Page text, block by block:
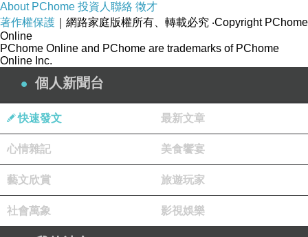
About PChome 投資人聯絡 徵才
著作權保護 ｜網路家庭版權所有、轉載必究 ‧Copyright PChome
Online
PChome Online and PChome are trademarks of PChome
Online Inc.
個人新聞台
快速發文 最新文章
心情雜記 美食饗宴
藝文欣賞 旅遊玩家
社會萬象 影視娛樂